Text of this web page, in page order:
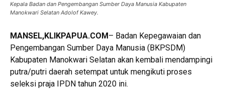
Kepala Badan dan Pengembangan Sumber Daya Manusia Kabupaten
Manokwari Selatan Adolof Kawey.
MANSEL,KLIKPAPUA.COM– Badan Kepegawaian dan
Pengembangan Sumber Daya Manusia (BKPSDM)
Kabupaten Manokwari Selatan akan kembali mendampingi
putra/putri daerah setempat untuk mengikuti proses
seleksi praja IPDN tahun 2020 ini.